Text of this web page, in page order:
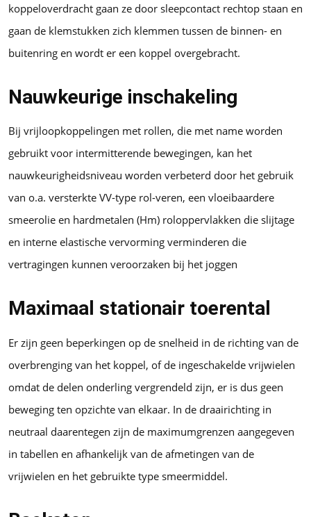
koppeloverdracht gaan ze door sleepcontact rechtop staan en
gaan de klemstukken zich klemmen tussen de binnen- en
buitenring en wordt er een koppel overgebracht.
Nauwkeurige inschakeling
Bij vrijloopkoppelingen met rollen, die met name worden
gebruikt voor intermitterende bewegingen, kan het
nauwkeurigheidsniveau worden verbeterd door het gebruik
van o.a. versterkte VV-type rol-veren, een vloeibaardere
smeerolie en hardmetalen (Hm) roloppervlakken die slijtage
en interne elastische vervorming verminderen die
vertragingen kunnen veroorzaken bij het joggen
Maximaal stationair toerental
Er zijn geen beperkingen op de snelheid in de richting van de
overbrenging van het koppel, of de ingeschakelde vrijwielen
omdat de delen onderling vergrendeld zijn, er is dus geen
beweging ten opzichte van elkaar. In de draairichting in
neutraal daarentegen zijn de maximumgrenzen aangegeven
in tabellen en afhankelijk van de afmetingen van de
vrijwielen en het gebruikte type smeermiddel.